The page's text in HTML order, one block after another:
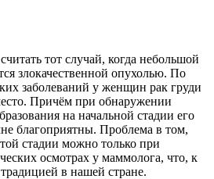
тот случай, когда небольшой
злокачественной опухолью. По
заболеваний у женщин рак груди
Причём при обнаружении
на начальной стадии его
благоприятны. Проблема в том,
стадии можно только при
осмотрах у маммолога, что, к
в нашей стране.